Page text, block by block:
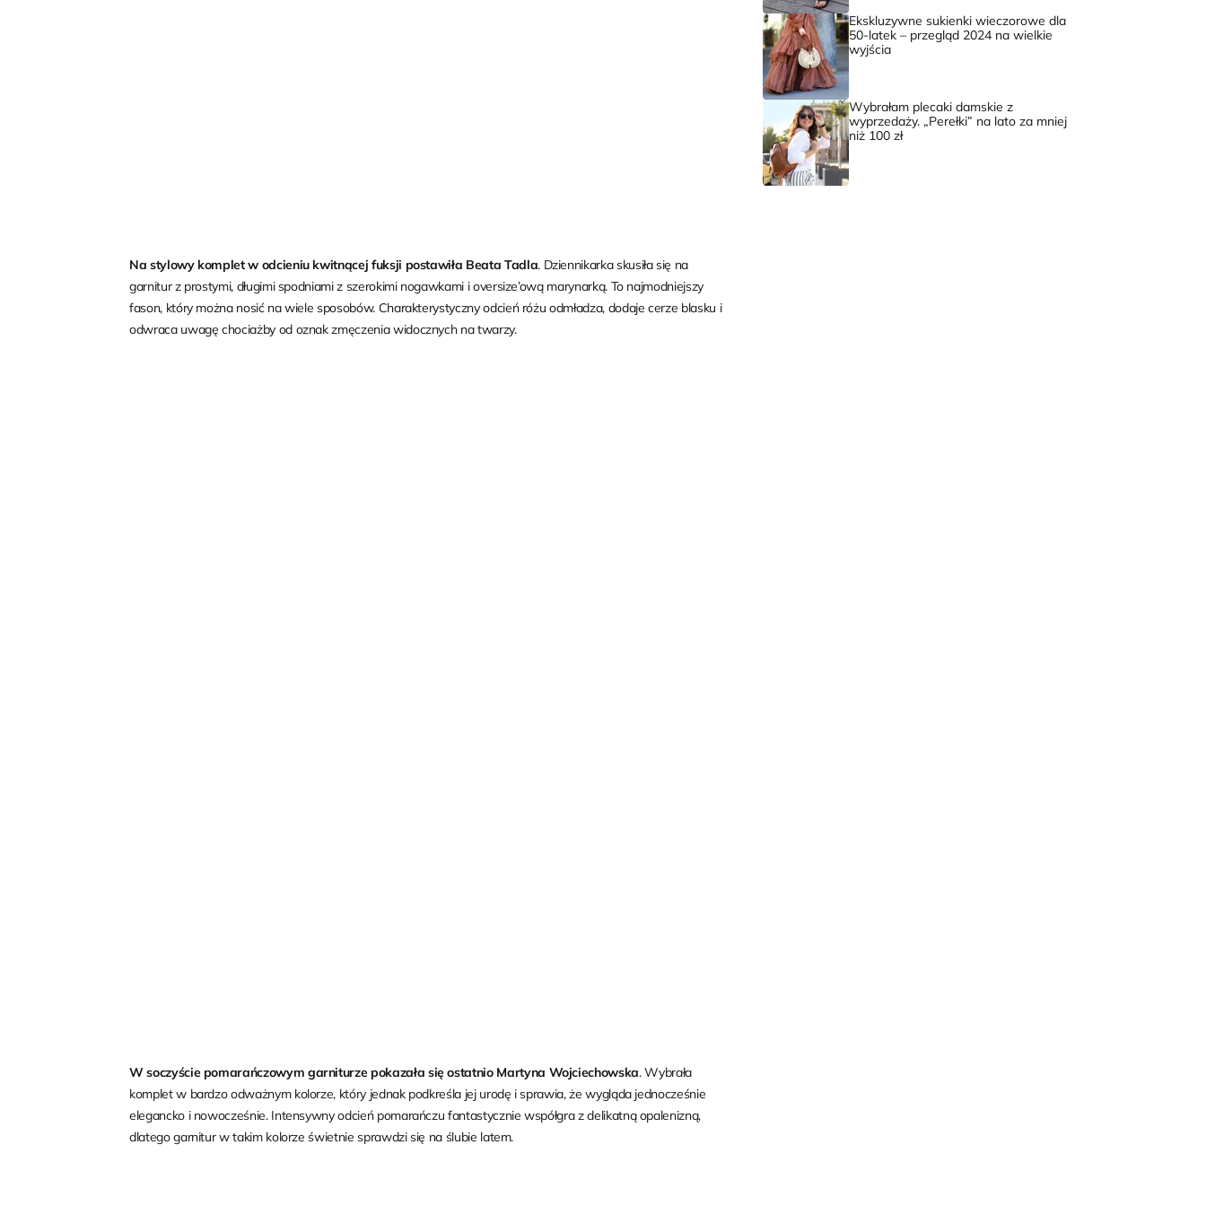
Na stylowy komplet w odcieniu kwitnącej fuksji postawiła Beata Tadla. Dziennikarka skusiła się na
garnitur z prostymi, długimi spodniami z szerokimi nogawkami i oversize’ową marynarką. To najmodniejszy
fason, który można nosić na wiele sposobów. Charakterystyczny odcień różu odmładza, dodaje cerze blasku i
odwraca uwagę chociażby od oznak zmęczenia widocznych na twarzy.
W soczyście pomarańczowym garniturze pokazała się ostatnio Martyna Wojciechowska. Wybrała
komplet w bardzo odważnym kolorze, który jednak podkreśla jej urodę i sprawia, że wygląda jednocześnie
elegancko i nowocześnie. Intensywny odcień pomarańczu fantastycznie współgra z delikatną opalenizną,
dlatego garnitur w takim kolorze świetnie sprawdzi się na ślubie latem.
Ekskluzywne sukienki wieczorowe dla
50-latek – przegląd 2024 na wielkie
wyjścia
Wybrałam plecaki damskie z
wyprzedaży. „Perełki” na lato za mniej
niż 100 zł